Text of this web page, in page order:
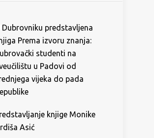
Dubrovniku predstavljena
Prema izvoru znanja:
studenti na
u Padovi od
vijeka do pada
knjige Monike
Asić